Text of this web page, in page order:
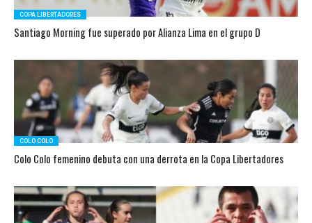
COPA LIBERTADORES
Santiago Morning fue superado por Alianza Lima en el grupo D
COLO COLO
Colo Colo femenino debuta con una derrota en la Copa Libertadores